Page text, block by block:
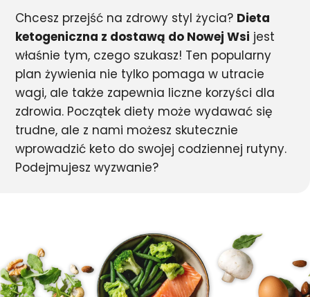
Chcesz przejść na zdrowy styl życia? Dieta
ketogeniczna z dostawą do Nowej Wsi jest
właśnie tym, czego szukasz! Ten popularny
plan żywienia nie tylko pomaga w utracie
wagi, ale także zapewnia liczne korzyści dla
zdrowia. Początek diety może wydawać się
trudne, ale z nami możesz skutecznie
wprowadzić keto do swojej codziennej rutyny.
Podejmujesz wyzwanie?